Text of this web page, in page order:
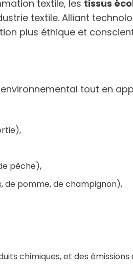
textile, les tissus
textile. Alliant
plus éthique et
tout en
pêche),
de pomme, de champignon),
chimiques, et des émissions